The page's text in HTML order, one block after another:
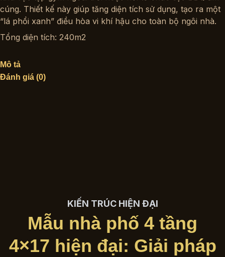
cúng. Thiết kế này giúp tăng diện tích sử dụng, tạo ra một
“lá phổi xanh” điều hòa vi khí hậu cho toàn bộ ngôi nhà.
Tổng diện tích: 240m2
Mô tả
Đánh giá (0)
KIẾN TRÚC HIỆN ĐẠI
Mẫu nhà phố 4 tầng
4×17 hiện đại: Giải pháp